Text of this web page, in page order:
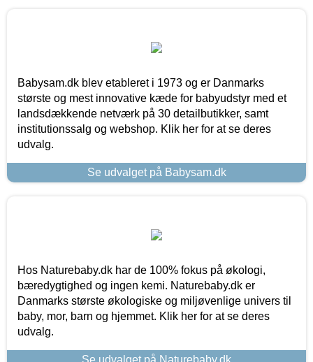
Babysam.dk blev etableret i 1973 og er Danmarks
største og mest innovative kæde for babyudstyr med et
landsdækkende netværk på 30 detailbutikker, samt
institutionssalg og webshop. Klik her for at se deres
udvalg.
Se udvalget på Babysam.dk
Hos Naturebaby.dk har de 100% fokus på økologi,
bæredygtighed og ingen kemi. Naturebaby.dk er
Danmarks største økologiske og miljøvenlige univers til
baby, mor, barn og hjemmet. Klik her for at se deres
udvalg.
Se udvalget på Naturebaby.dk